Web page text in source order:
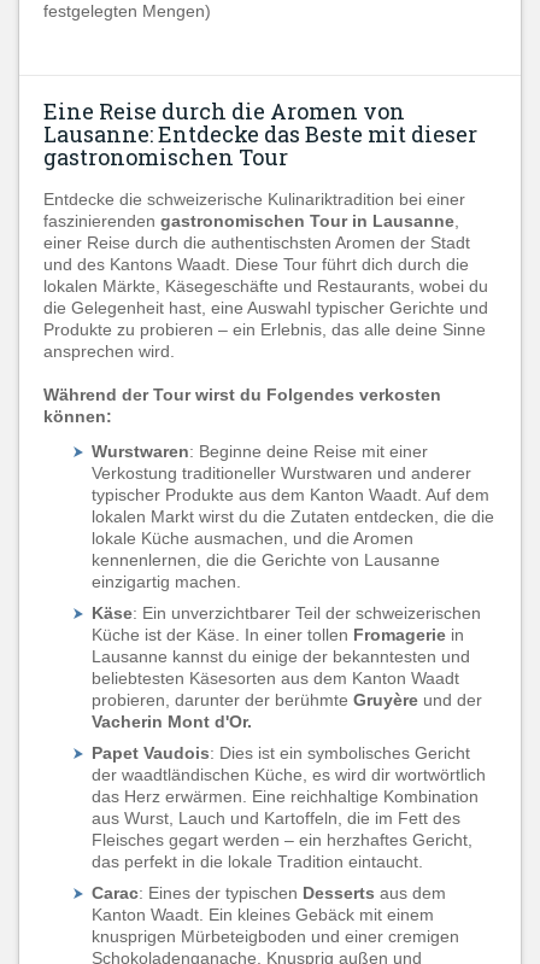
festgelegten Mengen)
Eine Reise durch die Aromen von
Lausanne: Entdecke das Beste mit dieser
gastronomischen Tour
Entdecke die schweizerische Kulinariktradition bei einer
faszinierenden gastronomischen Tour in Lausanne
einer Reise durch die authentischsten Aromen der Stadt
und des Kantons Waadt. Diese Tour führt dich durch die
lokalen Märkte, Käsegeschäfte und Restaurants, wobei du
die Gelegenheit hast, eine Auswahl typischer Gerichte und
Produkte zu probieren – ein Erlebnis, das alle deine Sinne
ansprechen wird.
Während der Tour wirst du Folgendes verkosten
können:
Wurstwaren: Beginne deine Reise mit einer
Verkostung traditioneller Wurstwaren und anderer
typischer Produkte aus dem Kanton Waadt. Auf dem
lokalen Markt wirst du die Zutaten entdecken, die die
lokale Küche ausmachen, und die Aromen
kennenlernen, die die Gerichte von Lausanne
einzigartig machen.
Käse: Ein unverzichtbarer Teil der schweizerischen
Küche ist der Käse. In einer tollen Fromagerie in
Lausanne kannst du einige der bekanntesten und
beliebtesten Käsesorten aus dem Kanton Waadt
probieren, darunter der berühmte Gruyère und der
Vacherin Mont d'Or.
Papet Vaudois: Dies ist ein symbolisches Gericht
der waadtländischen Küche, es wird dir wortwörtlich
das Herz erwärmen. Eine reichhaltige Kombination
aus Wurst, Lauch und Kartoffeln, die im Fett des
Fleisches gegart werden – ein herzhaftes Gericht,
das perfekt in die lokale Tradition eintaucht.
Carac: Eines der typischen Desserts aus dem
Kanton Waadt. Ein kleines Gebäck mit einem
knusprigen Mürbeteigboden und einer cremigen
Schokoladenganache. Knusprig außen und